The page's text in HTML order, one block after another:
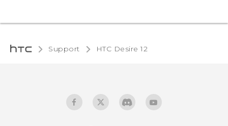
Support HTC Desire 12‎